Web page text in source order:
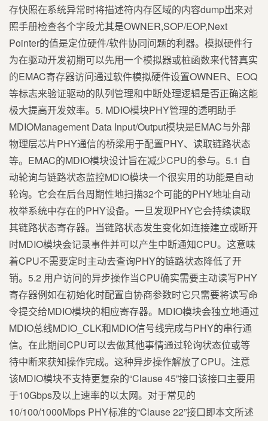
存快照在系统异常时将描述符内存区域的内容dump出来对
照手册检查各个字段尤其是OWNER,SOP/EOP,Next
Pointer的值是定位硬件/软件协同问题的利器。模拟硬件行
为在驱动开发初期可以先用一个模拟器或桩函数来代替真实
的EMAC寄存器访问通过软件模拟硬件设置OWNER、EOQ
等标志来验证驱动的队列管理和中断处理逻辑是否正确这能
极大提高开发效率。5. MDIO模块PHY管理的透明助手
MDIOManagement Data Input/Output模块是EMAC与外部
物理层芯片PHY通信的桥梁用于配置PHY、读取链路状态
等。EMAC的MDIO模块设计旨在减少CPU的参与。5.1 自
动轮询与链路状态监控MDIO模块一个很实用的功能是自动
轮询。它会在后台周期性地扫描32个可能的PHY地址自动
枚举系统中存在的PHY设备。一旦发现PHY它会持续读取
其链路状态寄存器。当链路状态发生变化如连接建立或断开
时MDIO模块会记录事件并可以产生中断通知CPU。这意味
着CPU不需要定时主动去查询PHY的链路状态降低了开
销。5.2 用户访问的异步操作当CPU确实需要主动读写PHY
寄存器例如在初始化时配置自协商参数时它只需要将读写命
令提交给MDIO模块的相应寄存器。MDIO模块会独立地通过
MDIO总线MDIO_CLK和MDIO信号线完成与PHY的串行通
信。在此期间CPU可以去做其他事情通过轮询状态位或等
待中断来获知操作完成。这种异步操作解放了CPU。注意
该MDIO模块不支持更复杂的“Clause 45”接口该接口主要用
于10Gbps及以上速率的以太网。对于常见的
10/100/1000Mbps PHY标准的“Clause 22”接口即本文所述